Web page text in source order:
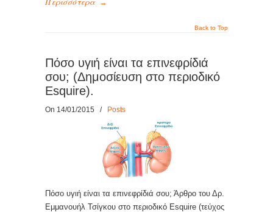
→
Back to Top
Πόσο υγιή είναι τα επινεφρίδιά
σου; (Δημοσίευση στο περιοδικό
Esquire).
On 14/01/2015 / Posts
Πόσο υγιή είναι τα επινεφρίδιά σου; Άρθρο του Δρ.
Εμμανουήλ Τσίγκου στο περιοδικό Esquire (τεύχος